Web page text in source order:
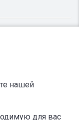
нашей
для вас